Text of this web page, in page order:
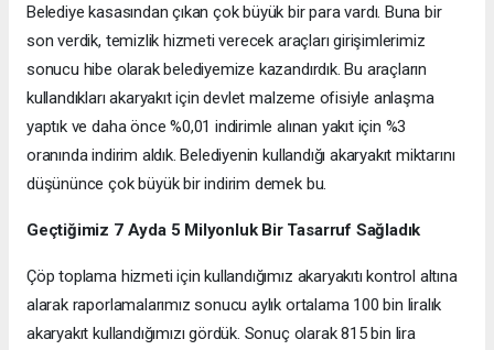
Belediye kasasından çıkan çok büyük bir para vardı. Buna bir
son verdik, temizlik hizmeti verecek araçları girişimlerimiz
sonucu hibe olarak belediyemize kazandırdık. Bu araçların
kullandıkları akaryakıt için devlet malzeme ofisiyle anlaşma
yaptık ve daha önce %0,01 indirimle alınan yakıt için %3
oranında indirim aldık. Belediyenin kullandığı akaryakıt miktarını
düşününce çok büyük bir indirim demek bu.
Geçtiğimiz 7 Ayda 5 Milyonluk Bir Tasarruf Sağladık
Çöp toplama hizmeti için kullandığımız akaryakıtı kontrol altına
alarak raporlamalarımız sonucu aylık ortalama 100 bin liralık
akaryakıt kullandığımızı gördük. Sonuç olarak 815 bin lira